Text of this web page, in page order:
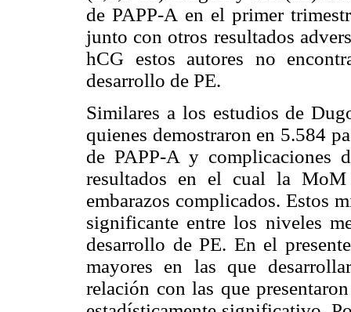
de PAPP-A en el primer
junto con otros resultados
hCG estos autores no
desarrollo de PE.
Similares a los estudios de
quienes demostraron en 5.584
de PAPP-A y complicaciones
resultados en el cual la
embarazos complicados. Estos
significante entre los niveles
desarrollo de PE. En el
mayores en las que
relación con las que